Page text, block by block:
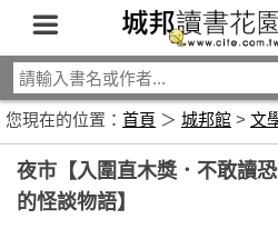
您現在的位置： 首頁 ＞ 城邦館 > 文
夜市【入圍直木獎．不敢讀
的怪談物語】